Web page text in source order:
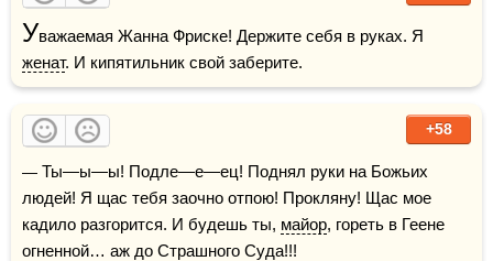
У
женат. И кипятильник свой заберите.
+58
— Ты—ы—ы! Подле—е—ец! Поднял руки на Божьих
людей! Я щас тебя заочно отпою! Прокляну! Щас мое
кадило разгорится. И будешь ты, майор, гореть в Геене
огненной… аж до Страшного Суда!!!